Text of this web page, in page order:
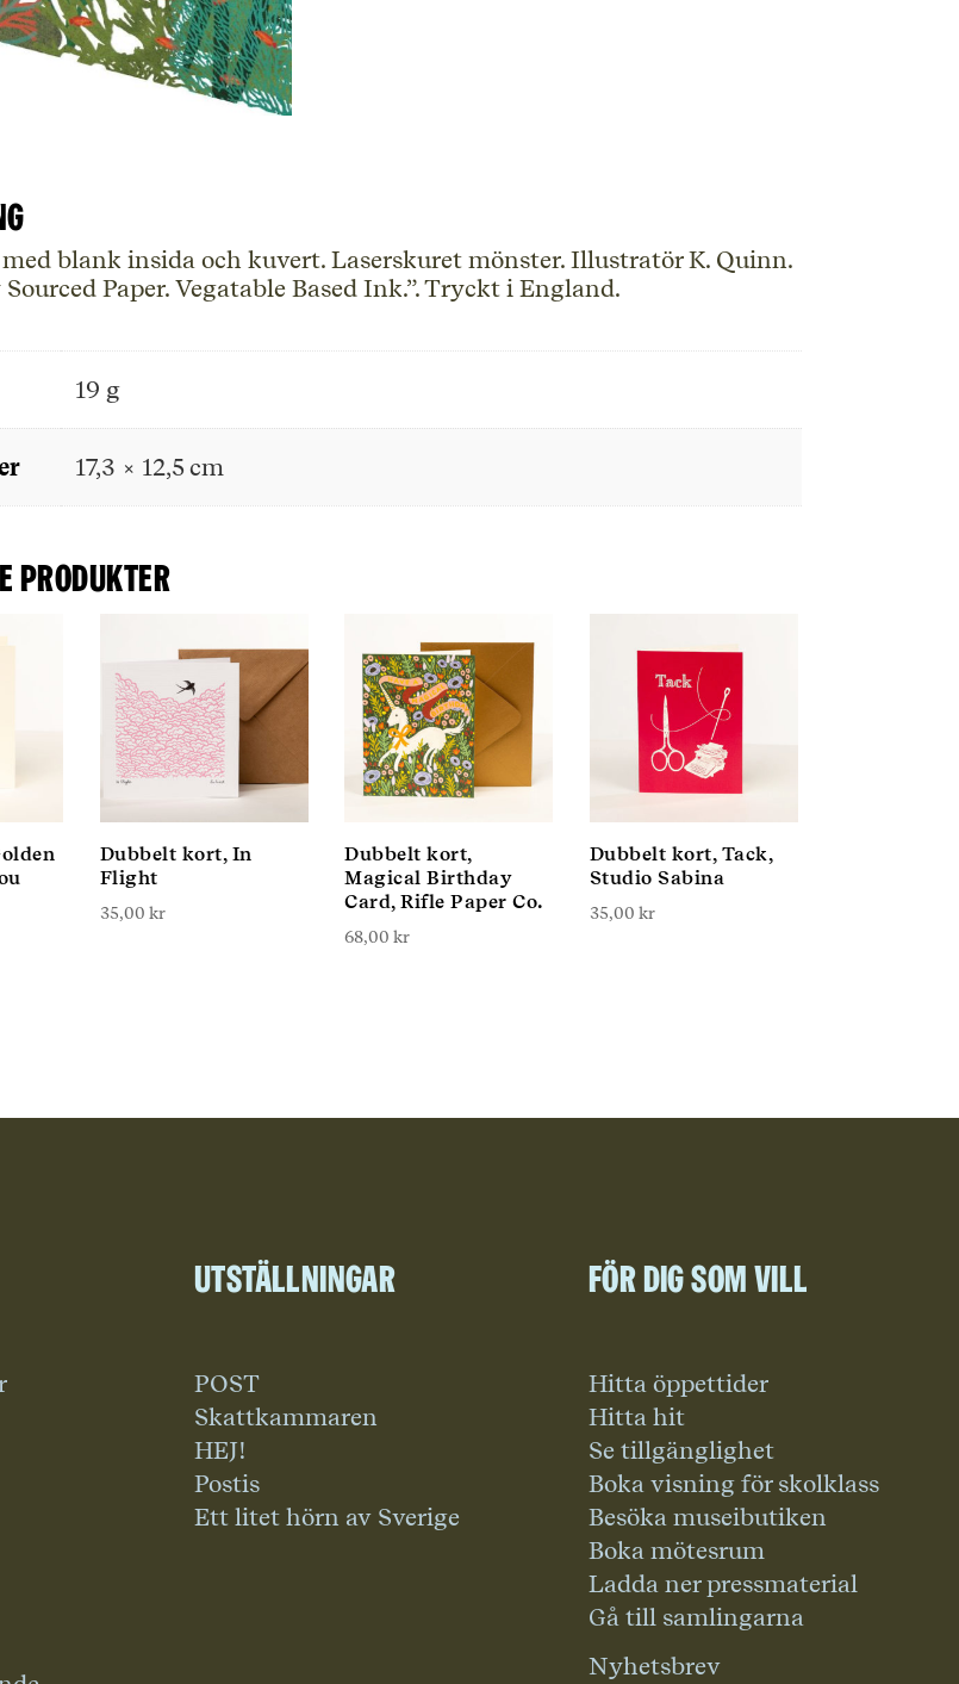
blank insida och kuvert. Laserskuret mönster. Illustratör K. Quinn.
Paper. Vegatable Based Ink.”. Tryckt i England.
19 g
17,3 × 12,5 cm
produkter
Dubbelt kort, In
Flight
35,00 kr
Dubbelt kort,
Magical Birthday
Card, Rifle Paper Co.
68,00 kr
Dubbelt kort, Tack,
Studio Sabina
35,00 kr
Utställningar
POST
Skattkammaren
HEJ!
Postis
Ett litet hörn av Sverige
För dig som vill
Hitta öppettider
Hitta hit
Se tillgänglighet
Boka visning för skolklass
Besöka museibutiken
Boka mötesrum
Ladda ner pressmaterial
Gå till samlingarna
Nyhetsbrev